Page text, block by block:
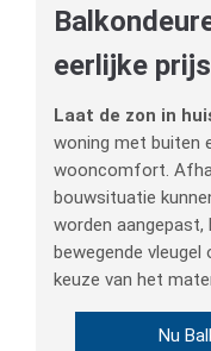
eerlijke prijs
Laat de zon in
woning met buiten
wooncomfort.
bouwsituatie
worden aangepast,
bewegende vleugel
keuze van het
Nu